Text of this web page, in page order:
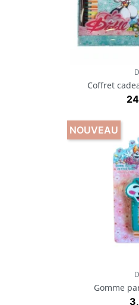
Coffret
Gomme
NOUVEAU